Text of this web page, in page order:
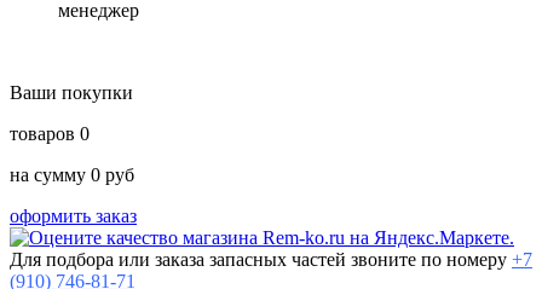
менеджер
Ваши покупки
товаров 0
на сумму 0 руб
оформить заказ
Для подбора или заказа запасных частей звоните по номеру +7
(910) 746-81-71